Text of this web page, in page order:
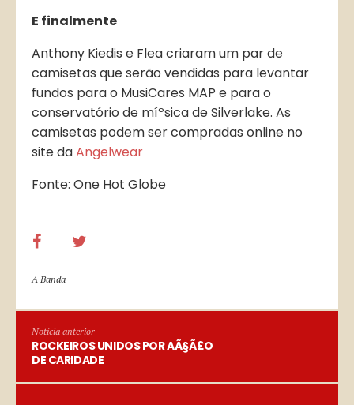
E finalmente
Anthony Kiedis e Flea criaram um par de
camisetas que serão vendidas para levantar
fundos para o MusiCares MAP e para o
conservatório de míºsica de Silverlake. As
camisetas podem ser compradas online no
site daAngelwear
Fonte: One Hot Globe
A Banda
Notícia anterior
ROCKEIROS UNIDOS POR AÃ§Ã£O
DE CARIDADE